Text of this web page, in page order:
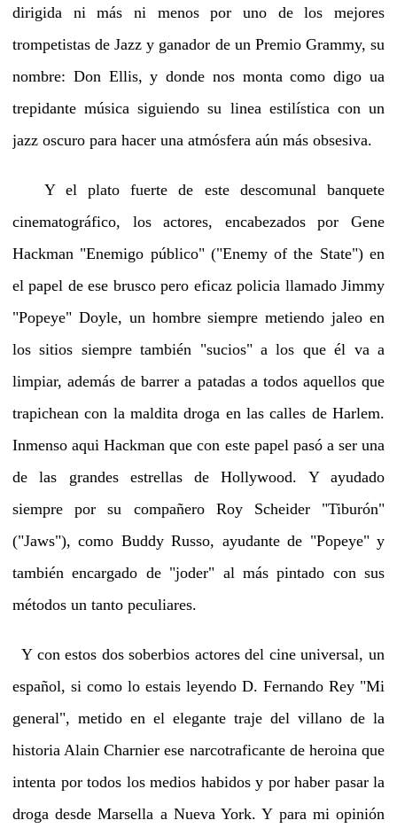
dirigida ni más ni menos por uno de los mejores
trompetistas de Jazz y ganador de un Premio Grammy, su
nombre: Don Ellis, y donde nos monta como digo ua
trepidante música siguiendo su linea estilística con un
jazz oscuro para hacer una atmósfera aún más obsesiva.
Y el plato fuerte de este descomunal banquete
cinematográfico, los actores, encabezados por Gene
Hackman "Enemigo público" ("Enemy of the State") en
el papel de ese brusco pero eficaz policia llamado Jimmy
"Popeye" Doyle, un hombre siempre metiendo jaleo en
los sitios siempre también "sucios" a los que él va a
limpiar, además de barrer a patadas a todos aquellos que
trapichean con la maldita droga en las calles de Harlem.
Inmenso aqui Hackman que con este papel pasó a ser una
de las grandes estrellas de Hollywood. Y ayudado
siempre por su compañero Roy Scheider "Tiburón"
("Jaws"), como Buddy Russo, ayudante de "Popeye" y
también encargado de "joder" al más pintado con sus
métodos un tanto peculiares.
Y con estos dos soberbios actores del cine universal, un
español, si como lo estais leyendo D. Fernando Rey "Mi
general", metido en el elegante traje del villano de la
historia Alain Charnier ese narcotraficante de heroina que
intenta por todos los medios habidos y por haber pasar la
droga desde Marsella a Nueva York. Y para mi opinión